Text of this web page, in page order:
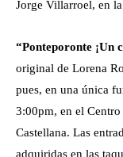
Jorge Villarroel, en
“Ponteporonte ¡Un
original de Lorena
pues, en una única
3:00pm, en el
Castellana. Las
adquiridas en las